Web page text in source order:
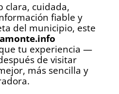
clara, cuidada,
fiable y
del municipio, este
tu experiencia —
de visitar
más sencilla y